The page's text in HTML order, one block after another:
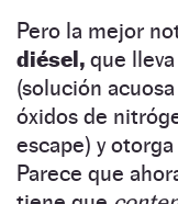
Pero la mejor
diésel, que
(solución
óxidos de
escape) y
Parece que